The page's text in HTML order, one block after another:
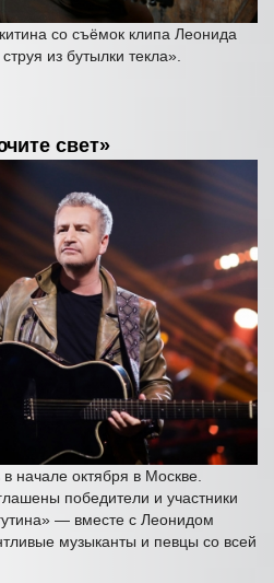
со съёмок клипа Леонида
из бутылки текла».
свет»
начале октября в Москве.
победители и участники
— вместе с Леонидом
музыканты и певцы со всей